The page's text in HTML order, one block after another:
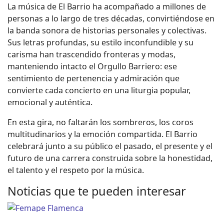
La música de El Barrio ha acompañado a millones de
personas a lo largo de tres décadas, convirtiéndose en
la banda sonora de historias personales y colectivas.
Sus letras profundas, su estilo inconfundible y su
carisma han trascendido fronteras y modas,
manteniendo intacto el Orgullo Barriero: ese
sentimiento de pertenencia y admiración que
convierte cada concierto en una liturgia popular,
emocional y auténtica.
En esta gira, no faltarán los sombreros, los coros
multitudinarios y la emoción compartida. El Barrio
celebrará junto a su público el pasado, el presente y el
futuro de una carrera construida sobre la honestidad,
el talento y el respeto por la música.
Noticias que te pueden interesar